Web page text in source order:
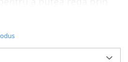
preferata.
doar pentru
la dezvoltarea copilului